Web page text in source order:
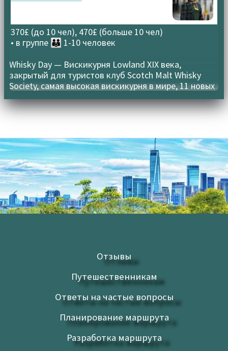
370£ (до 10 чел), 470£ (больше 10 чел)
• в группе 👪 1-10 человек
Whisky Day — Вискикурня Lowland XIX века,
закрытый для туристов клуб Scotch Malt Whisky
Society, самая высокая вискикурня в мире, 11 новых
сортов виски
Отзывы
Путешественникам
Ответы на частые вопросы
Планирование маршрута
Разработка маршрута